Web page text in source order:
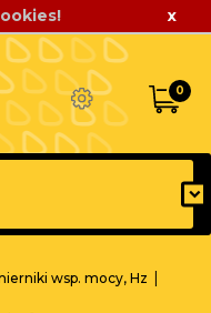
x
0
wsp. mocy, Hz